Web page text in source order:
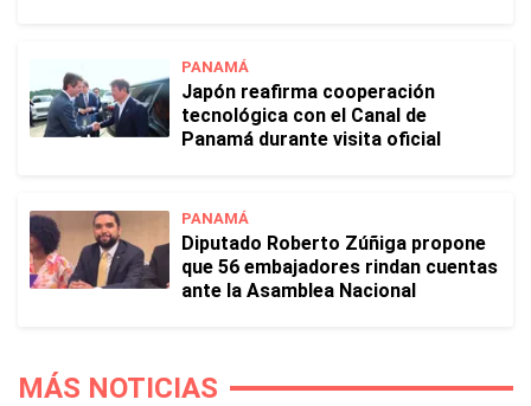
PANAMÁ
Japón reafirma cooperación
tecnológica con el Canal de
Panamá durante visita oficial
PANAMÁ
Diputado Roberto Zúñiga propone
que 56 embajadores rindan cuentas
ante la Asamblea Nacional
MÁS NOTICIAS